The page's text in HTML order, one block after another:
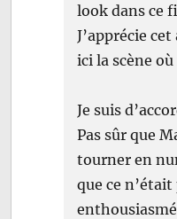
look dans ce
J’apprécie
ici la scène
Je suis
Pas sûr que
tourner en
que ce